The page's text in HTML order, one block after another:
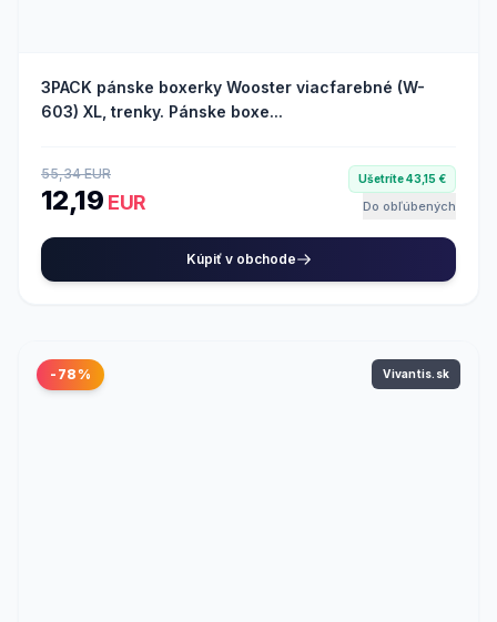
3PACK pánske boxerky Wooster viacfarebné (W-
603) XL, trenky. Pánske boxe...
55,34 EUR
12,19 EUR
Ušetríte 43,15 €
Do obľúbených
Kúpiť v obchode
-78% Vivantis.sk